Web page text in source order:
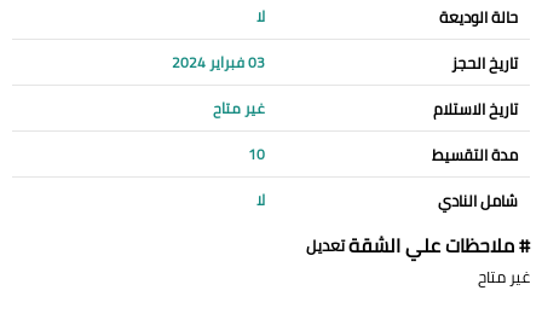
حالة الوديعة لا
تاريخ الحجز 03 فبراير 2024
تاريخ الاستلام غير متاح
مدة التقسيط 10
شامل النادي لا
# ملاحظات علي الشقةتعديل
غير متاح